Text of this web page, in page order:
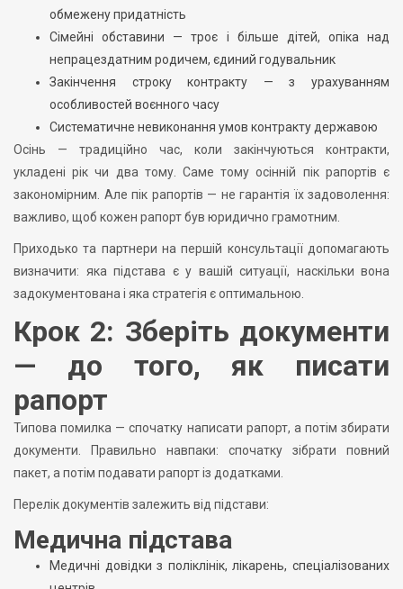
обмежену придатність
Сімейні обставини — троє і більше дітей, опіка над
непрацездатним родичем, єдиний годувальник
Закінчення строку контракту — з урахуванням
особливостей воєнного часу
Систематичне невиконання умов контракту державою
Осінь — традиційно час, коли закінчуються контракти,
укладені рік чи два тому. Саме тому осінній пік рапортів є
закономірним. Але пік рапортів — не гарантія їх задоволення:
важливо, щоб кожен рапорт був юридично грамотним.
Приходько та партнери на першій консультації допомагають
визначити: яка підстава є у вашій ситуації, наскільки вона
задокументована і яка стратегія є оптимальною.
Крок 2: Зберіть документи
— до того, як писати
рапорт
Типова помилка — спочатку написати рапорт, а потім збирати
документи. Правильно навпаки: спочатку зібрати повний
пакет, а потім подавати рапорт із додатками.
Перелік документів залежить від підстави:
Медична підстава
Медичні довідки з поліклінік, лікарень, спеціалізованих